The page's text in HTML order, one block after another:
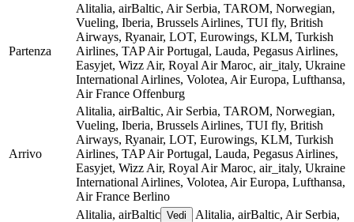
Partenza
Alitalia, airBaltic, Air Serbia, TAROM, Norwegian,
Vueling, Iberia, Brussels Airlines, TUI fly, British
Airways, Ryanair, LOT, Eurowings, KLM, Turkish
Airlines, TAP Air Portugal, Lauda, Pegasus Airlines,
Easyjet, Wizz Air, Royal Air Maroc, air_italy, Ukraine
International Airlines, Volotea, Air Europa, Lufthansa,
Air France Offenburg
Arrivo
Alitalia, airBaltic, Air Serbia, TAROM, Norwegian,
Vueling, Iberia, Brussels Airlines, TUI fly, British
Airways, Ryanair, LOT, Eurowings, KLM, Turkish
Airlines, TAP Air Portugal, Lauda, Pegasus Airlines,
Easyjet, Wizz Air, Royal Air Maroc, air_italy, Ukraine
International Airlines, Volotea, Air Europa, Lufthansa,
Air France Berlino
Alitalia, airBaltic Vedi
Alitalia, airBaltic, Air Serbia,